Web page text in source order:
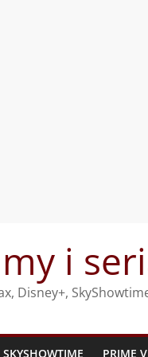
i
Disney+,
SKYSHOWTIME PRIME